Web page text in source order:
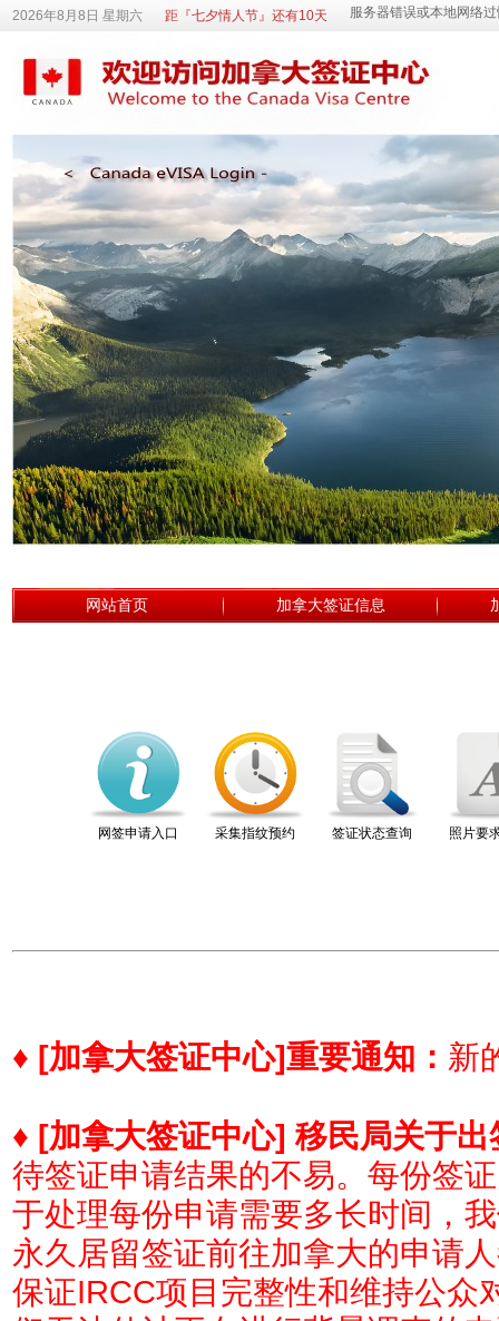
2026年8月8日 星期六 距『七夕情人节』还有10天
网站首页 加拿大签证信息
网签申请入口 采集指纹预约 签证状态查询 照片要
♦ [加拿大签证中心]重要通知： 新
♦ [加拿大签证中心] 移民局关于
待签证申请结果的不易。每份签
于处理每份申请需要多长时间，
永久居留签证前往加拿大的申请
保证IRCC项目完整性和维持公众